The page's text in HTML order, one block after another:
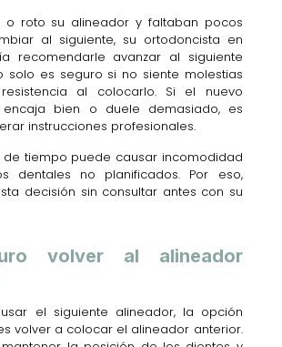
o roto su alineador y faltaban pocos
al siguiente, su ortodoncista en
recomendarle avanzar al siguiente
solo es seguro si no siente molestias
al colocarlo. Si el nuevo
bien o duele demasiado, es
instrucciones profesionales.
de tiempo puede causar incomodidad
dentales no planificados. Por eso,
decisión sin consultar antes con su
volver al alineador
el siguiente alineador, la opción
volver a colocar el alineador anterior.